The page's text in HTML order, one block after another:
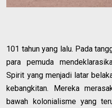
101 tahun yang lalu. Pada
para pemuda
Spirit yang menjadi latar
kebangkitan. Mereka
bawah kolonialisme yang